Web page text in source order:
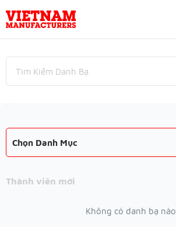
Chọn Danh Mục
Thành viên mới
Không có danh bạ nào